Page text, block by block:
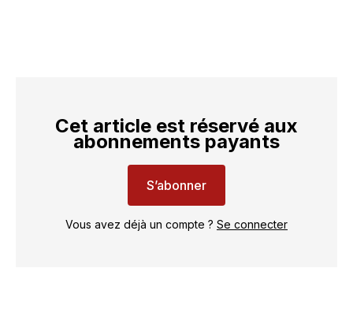
Cet article est réservé aux
abonnements payants
S’abonner
Vous avez déjà un compte ? Se connecter